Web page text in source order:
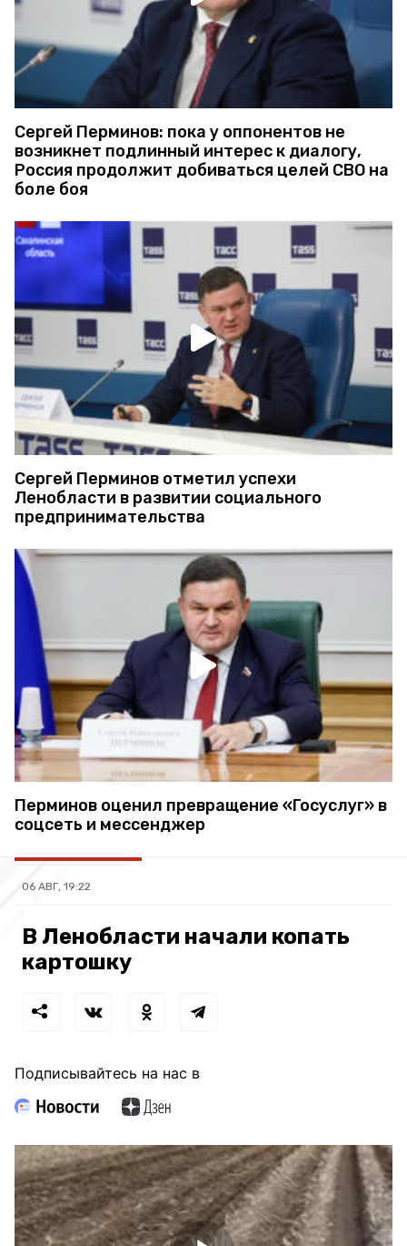
Сергей Перминов: пока у оппонентов не
возникнет подлинный интерес к диалогу,
Россия продолжит добиваться целей СВО на
боле боя
Сергей Перминов отметил успехи
Ленобласти в развитии социального
предпринимательства
Перминов оценил превращение «Госуслуг» в
соцсеть и мессенджер
06 АВГ, 19:22
В Ленобласти начали копать
картошку
Подписывайтесь на нас в